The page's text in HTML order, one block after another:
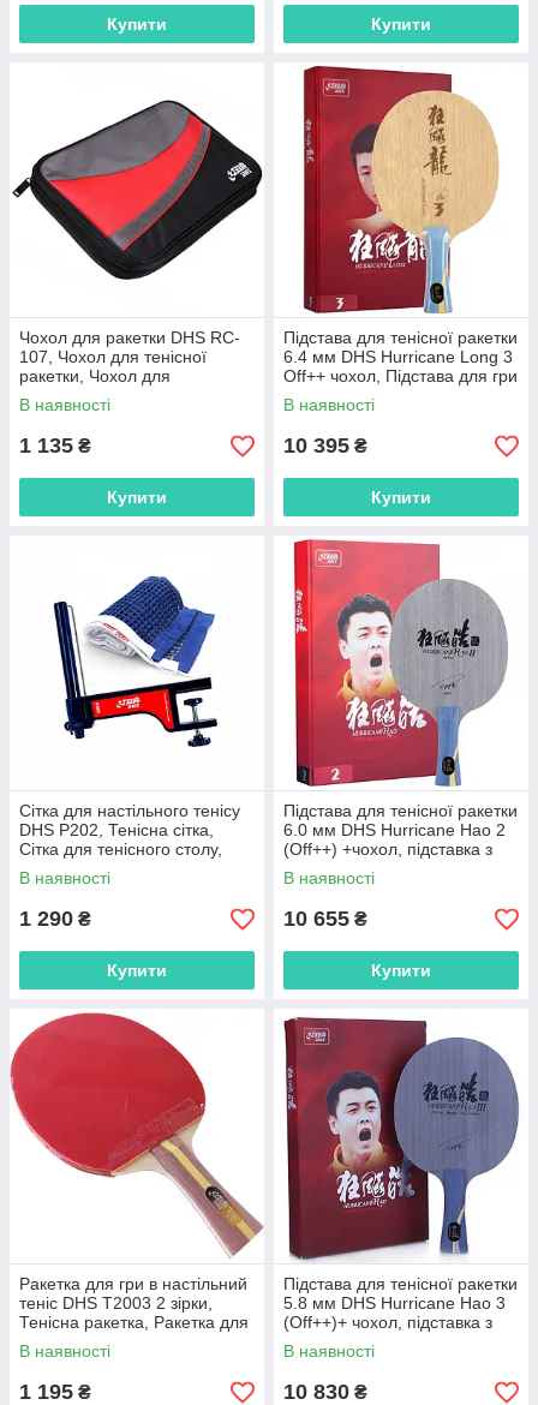
Купити Купити
Чохол для ракетки DHS RC-
107, Чохол для тенісної
ракетки, Чохол для
настільних ракеток, Тенісний
чохол
В наявності
1 135 ₴
Купити
Підстава для тенісної ракетки
6.4 мм DHS Hurricane Long 3
Off++ чохол, Підстава для гри
в теніс 7 шарів
В наявності
10 395 ₴
Купити
Сітка для настільного тенісу
DHS P202, Тенісна сітка,
Сітка для тенісного столу,
Сітка для пінг понгу
В наявності
1 290 ₴
Купити
Підстава для тенісної ракетки
6.0 мм DHS Hurricane Hao 2
(Off++) +чохол, підставка з
чохлом для гри в теніс
В наявності
10 655 ₴
Купити
Ракетка для гри в настільний
теніс DHS T2003 2 зірки,
Тенісна ракетка, Ракетка для
гри в пінг понгу
В наявності
1 195 ₴
Підстава для тенісної ракетки
5.8 мм DHS Hurricane Hao 3
(Off++)+ чохол, підставка з
чохлом для гри в теніс
В наявності
10 830 ₴